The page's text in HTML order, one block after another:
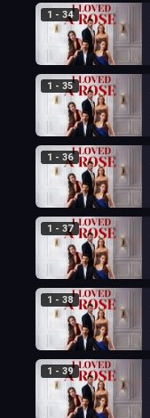
1 - 34
1 - 35
1 - 36
1 - 37
1 - 38
1 - 39